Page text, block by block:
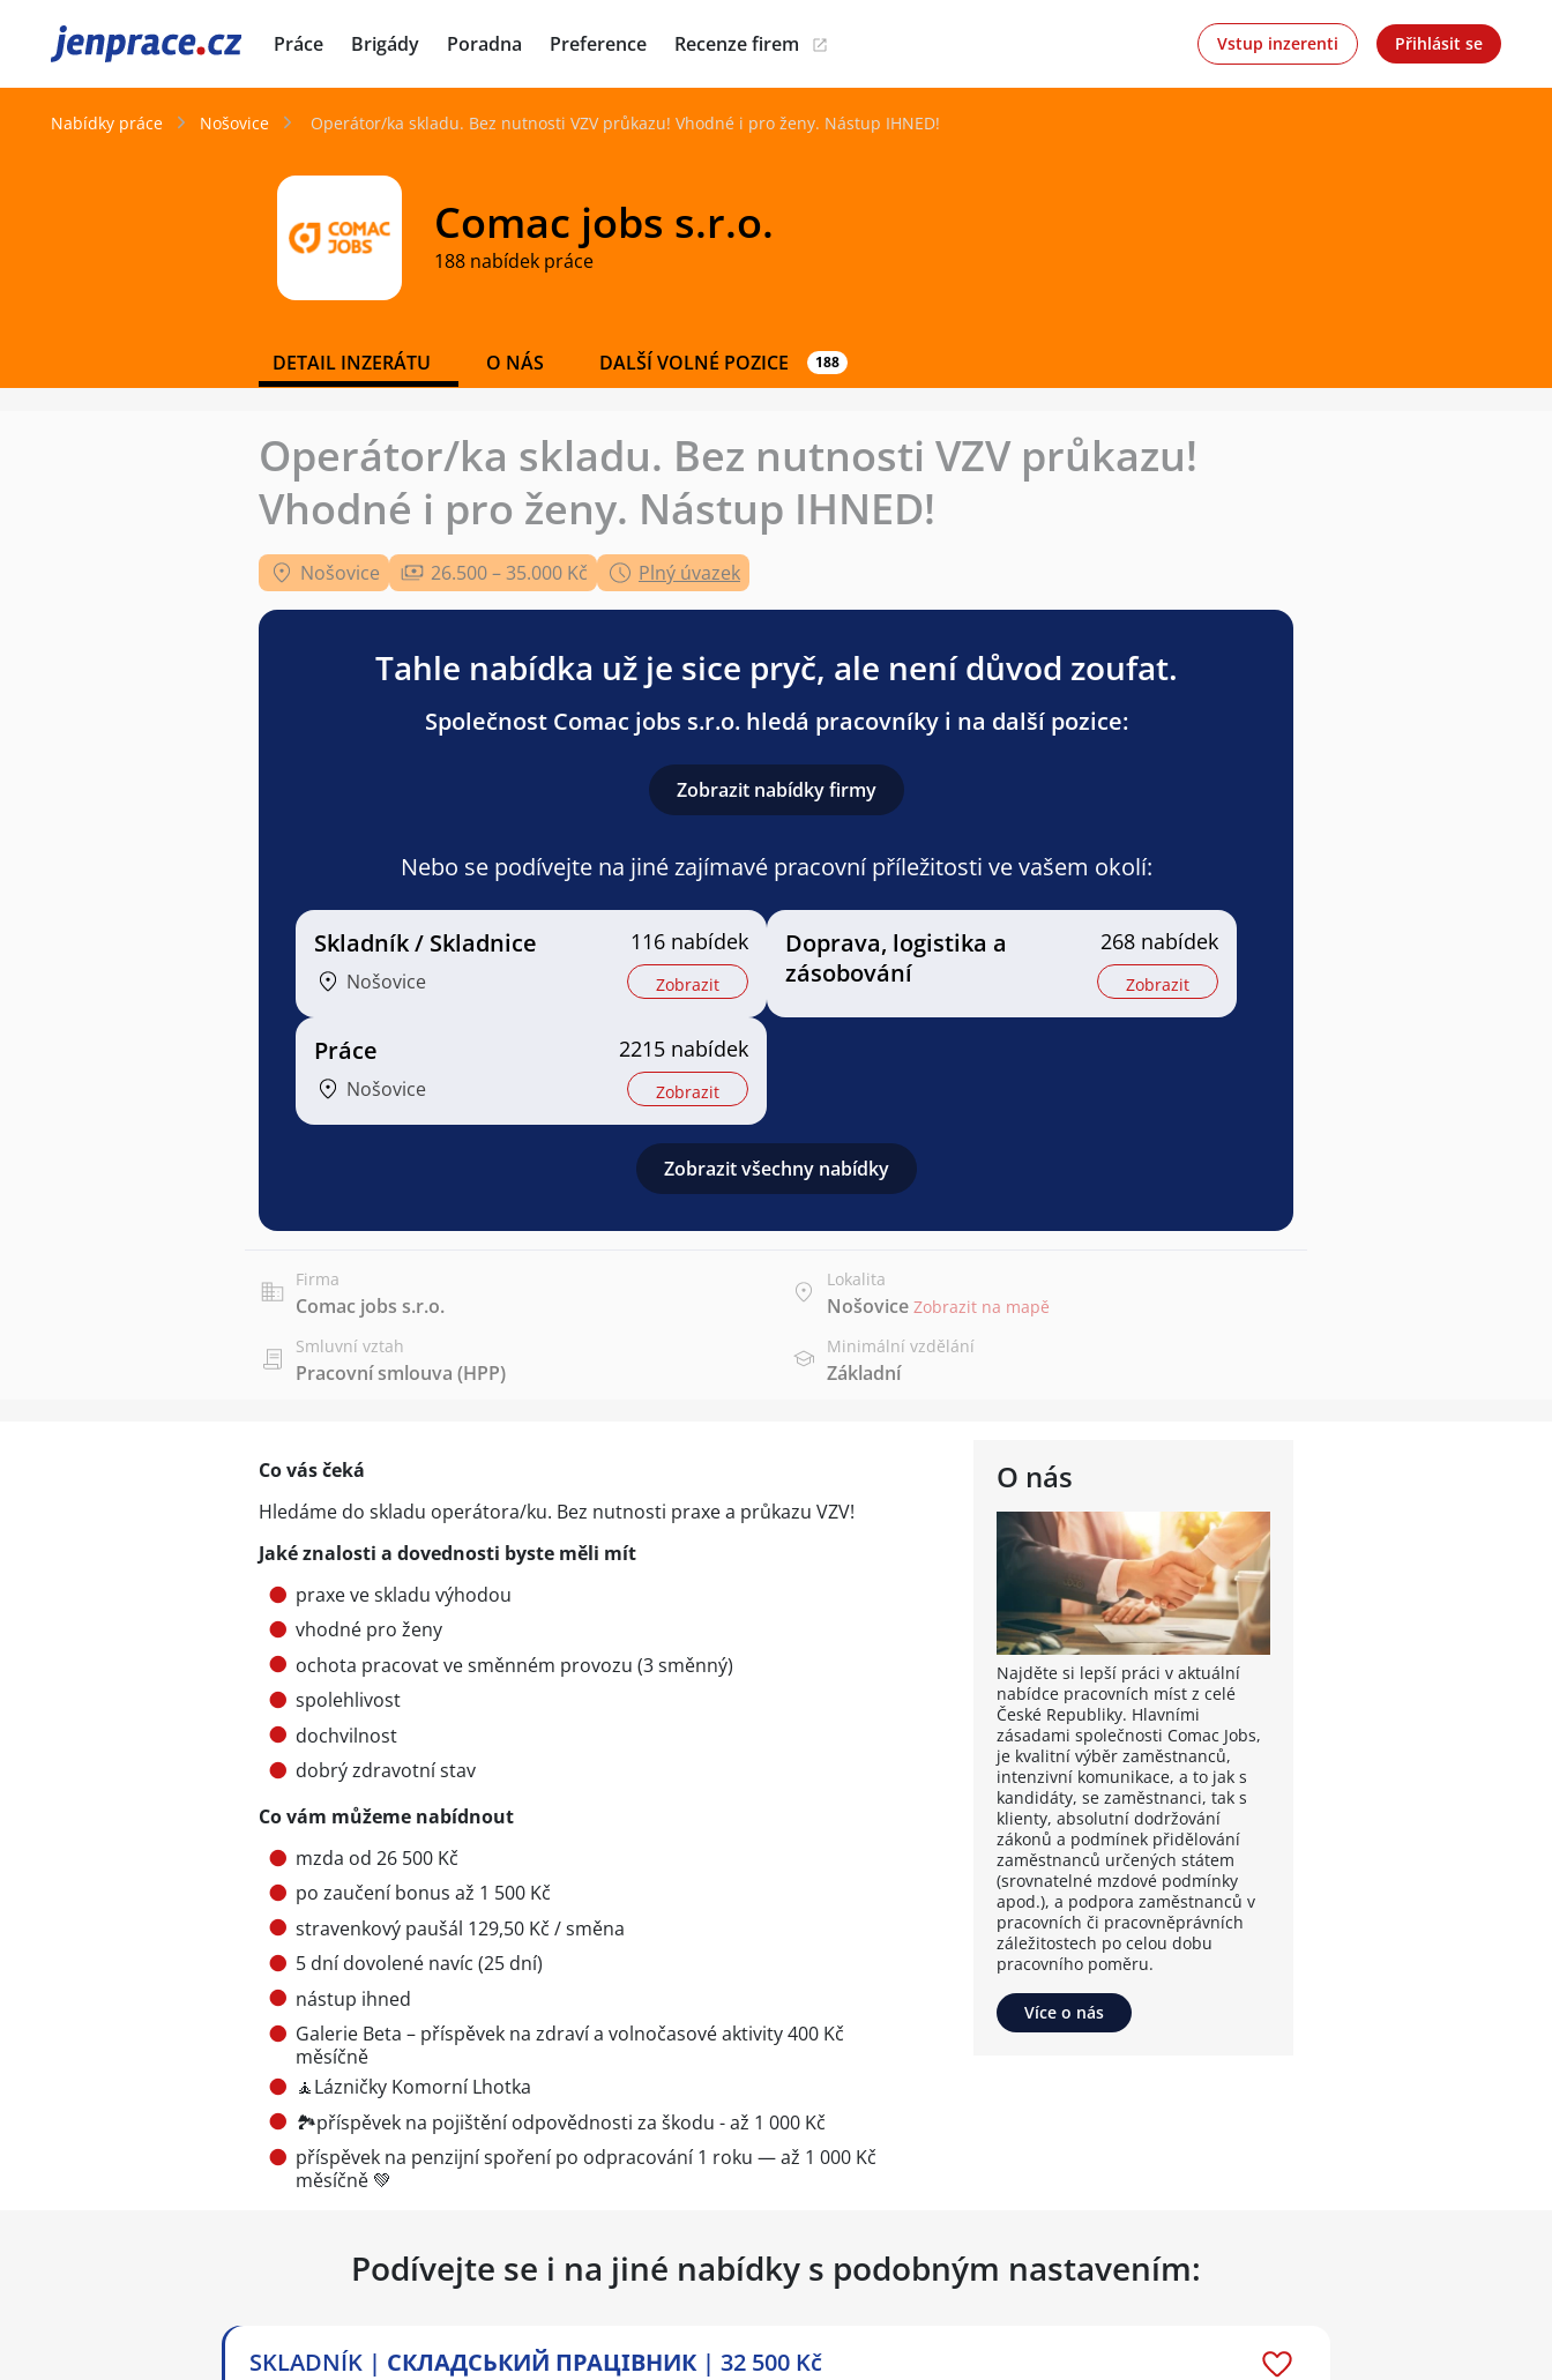
JenPráce.cz Práce Brigády Poradna Preference Recenze firem Vstup inzerenti Přihlásit se
Nabídky práce Nošovice Operátor/ka skladu. Bez nutnosti VZV průkazu! Vhodné i pro ženy. Nástup IHNED!
Comac jobs s.r.o.
188 nabídek práce
DETAIL INZERÁTU O NÁS DALŠÍ VOLNÉ POZICE 188
Operátor/ka skladu. Bez nutnosti VZV průkazu!
Vhodné i pro ženy. Nástup IHNED!
Nošovice 26.500 – 35.000 Kč Plný úvazek
Tahle nabídka už je sice pryč, ale není důvod zoufat.
Společnost Comac jobs s.r.o. hledá pracovníky i na další pozice:
Zobrazit nabídky firmy
Nebo se podívejte na jiné zajímavé pracovní příležitosti ve vašem okolí:
Skladník / Skladnice
Nošovice
116 nabídek
Zobrazit
Doprava, logistika a
zásobování
268 nabídek
Zobrazit
Práce
Nošovice
2215 nabídek
Zobrazit
Zobrazit všechny nabídky
Firma
Comac jobs s.r.o.
Lokalita
Nošovice Zobrazit na mapě
Smluvní vztah
Pracovní smlouva (HPP)
Minimální vzdělání
Základní
O nás
Najděte si lepší práci v aktuální
nabídce pracovních míst z celé
České Republiky. Hlavními
zásadami společnosti Comac Jobs,
je kvalitní výběr zaměstnanců,
intenzivní komunikace, a to jak s
kandidáty, se zaměstnanci, tak s
klienty, absolutní dodržování
zákonů a podmínek přidělování
zaměstnanců určených státem
(srovnatelné mzdové podmínky
apod.), a podpora zaměstnanců v
pracovních či pracovněprávních
záležitostech po celou dobu
pracovního poměru.
Více o nás
Co vás čeká
Hledáme do skladu operátora/ku. Bez nutnosti praxe a průkazu VZV!
Jaké znalosti a dovednosti byste měli mít
praxe ve skladu výhodou
vhodné pro ženy
ochota pracovat ve směnném provozu (3 směnný)
spolehlivost
dochvilnost
dobrý zdravotní stav
Co vám můžeme nabídnout
mzda od 26 500 Kč
po zaučení bonus až 1 500 Kč
stravenkový paušál 129,50 Kč / směna
5 dní dovolené navíc (25 dní)
nástup ihned
Galerie Beta – příspěvek na zdraví a volnočasové aktivity 400 Kč
měsíčně
🧘Lázničky Komorní Lhotka
🏞️příspěvek na pojištění odpovědnosti za škodu - až 1 000 Kč
příspěvek na penzijní spoření po odpracování 1 roku — až 1 000 Kč
měsíčně 💚
Podívejte se i na jiné nabídky s podobným nastavením:
SKLADNÍK | СКЛАДСЬКИЙ ПРАЦІВНИК | 32 500 Kč